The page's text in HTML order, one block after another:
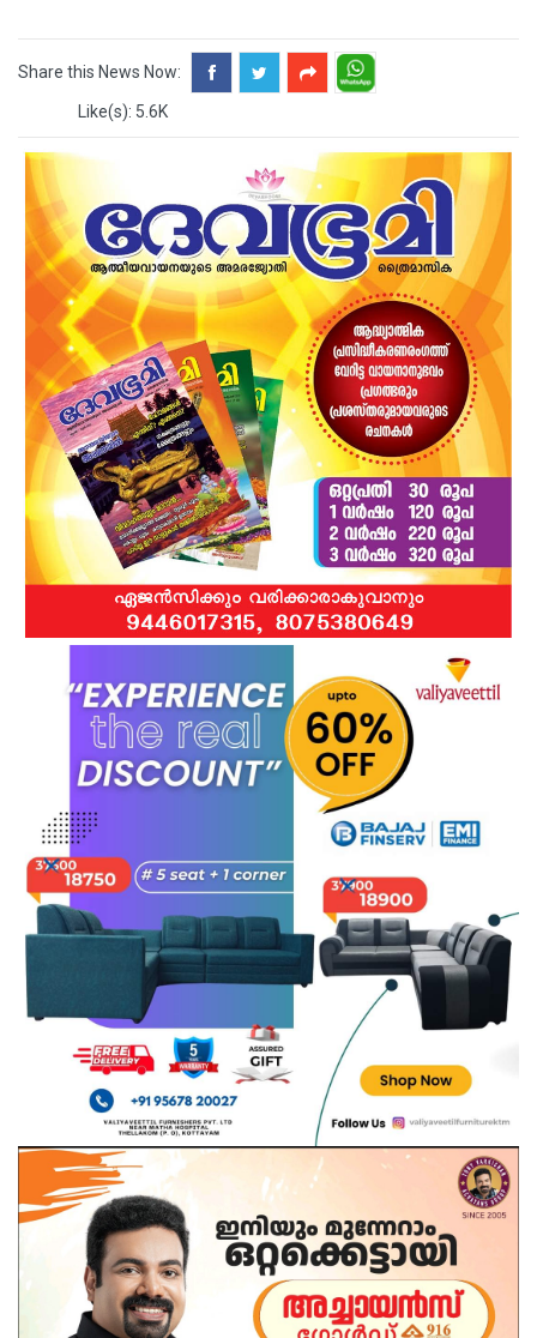
Share this News Now:
Like(s): 5.6K